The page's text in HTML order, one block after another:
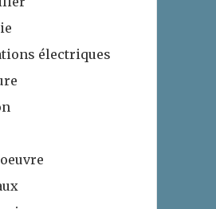
électriques